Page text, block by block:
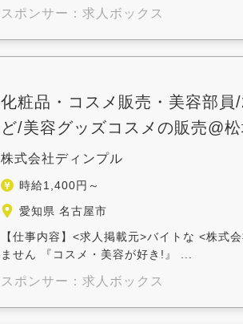
スポンサー：求人ボックス
化粧品・コスメ販売・美容部
ど/美容グッズコスメの販売@
株式会社ディンプル
時給1,400円～
愛知県 名古屋市
【仕事内容】<求人掲載元>バイトな <株式
ません 『コスメ・美容が好き!』 ...
スポンサー：求人ボックス